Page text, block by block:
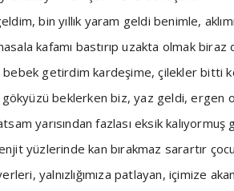
bin yıllık yaram geldi benimle,
kafamı bastırıp uzakta olmak biraz
getirdim kardeşime, çilekler bitti
beklerken biz, yaz geldi, ergen
yarısından fazlası eksik
yüzlerinde kan bırakmaz sarartır
yerleri, yalnızlığımıza patlayan, içimize